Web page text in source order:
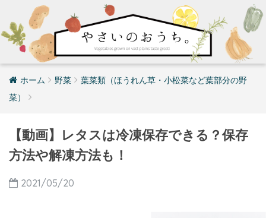
ホーム 野菜
葉菜類（ほうれん草・小松菜など葉部分の野
菜）
【動画】レタスは冷凍保存できる？保存
方法や解凍方法も！
2021/05/20